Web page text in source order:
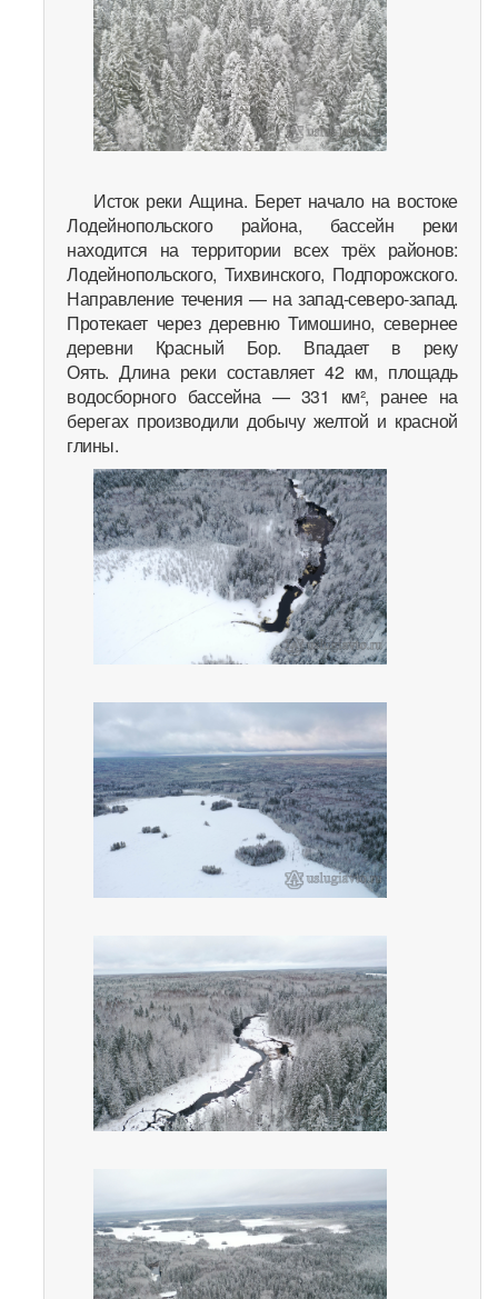
Исток реки Ащина. Берет начало на востоке
Лодейнопольского района, бассейн реки
находится на территории всех трёх районов:
Лодейнопольского, Тихвинского, Подпорожского.
Направление течения — на запад-северо-запад.
Протекает через деревню Тимошино, севернее
деревни Красный Бор. Впадает в реку
Оять. Длина реки составляет 42 км, площадь
водосборного бассейна — 331 км², ранее на
берегах производили добычу желтой и красной
глины.